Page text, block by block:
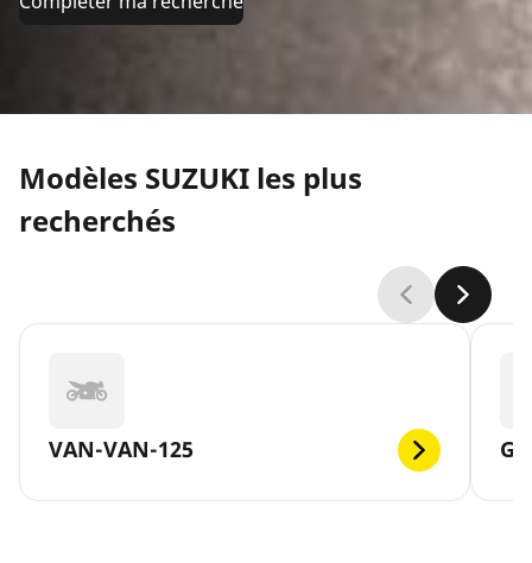
Modèles SUZUKI les plus
recherchés
VAN-VAN-125